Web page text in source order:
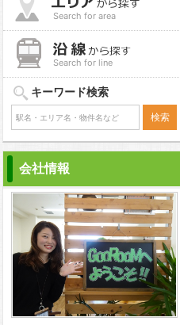
Search for area
Search for line
キーワード検索
会社情報